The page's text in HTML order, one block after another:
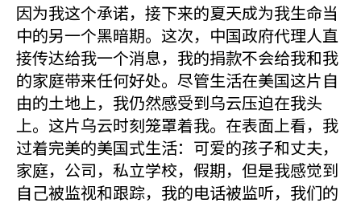
因为我这个承诺，接下来的夏天成为我生命当
中的另一个黑暗期。这次，中国政府代理人直
接传达给我一个消息，我的捐款不会给我和我
的家庭带来任何好处。尽管生活在美国这片自
由的土地上，我仍然感受到乌云压迫在我头
上。这片乌云时刻笼罩着我。在表面上看，我
过着完美的美国式生活：可爱的孩子和丈夫，
家庭，公司，私立学校，假期，但是我感觉到
自己被监视和跟踪，我的电话被监听，我们的